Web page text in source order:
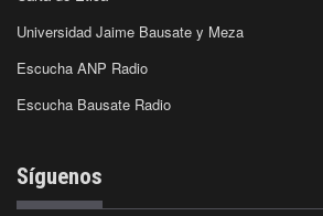
Universidad Jaime Bausate y Meza
Escucha ANP Radio
Escucha Bausate Radio
Síguenos